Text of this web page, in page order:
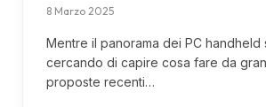
8 Marzo 2025
Mentre il panorama dei PC handheld
cercando di capire cosa fare da
proposte recenti…